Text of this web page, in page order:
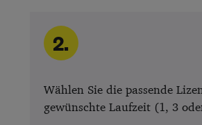
2.
Wählen Sie die passende
gewünschte Laufzeit (1, 3